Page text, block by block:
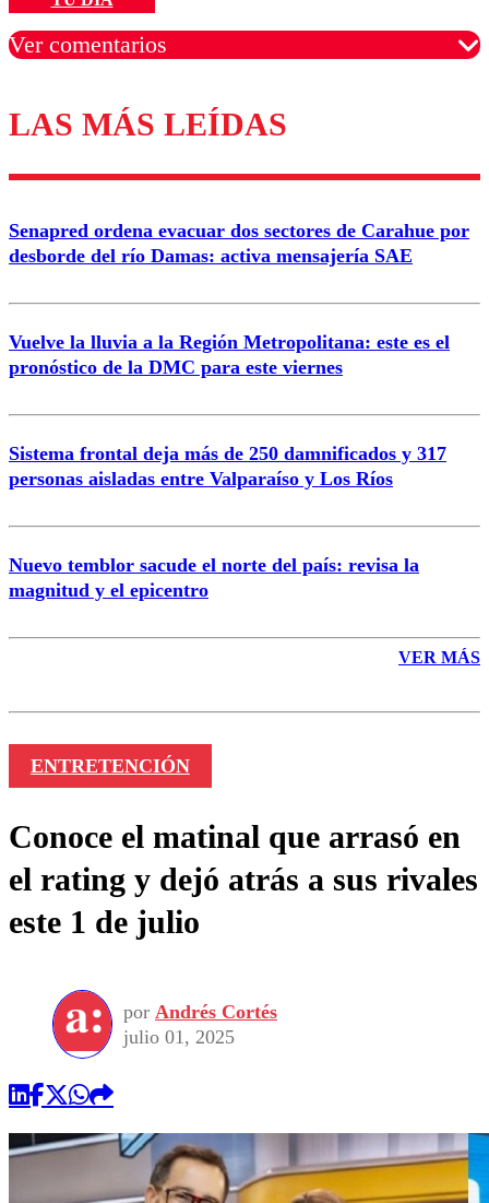
Ver comentarios
Los comentarios son moderados para garantizar un
diálogo respetuoso.
Nombre
Correo
Enviar comentario
LAS MÁS LEÍDAS
Senapred ordena evacuar dos sectores de Carahue por
desborde del río Damas: activa mensajería SAE
Vuelve la lluvia a la Región Metropolitana: este es el
pronóstico de la DMC para este viernes
Sistema frontal deja más de 250 damnificados y 317
personas aisladas entre Valparaíso y Los Ríos
Nuevo temblor sacude el norte del país: revisa la
magnitud y el epicentro
VER MÁS
ENTRETENCIÓN
Conoce el matinal que arrasó en
el rating y dejó atrás a sus rivales
este 1 de julio
por Andrés Cortés
julio 01, 2025